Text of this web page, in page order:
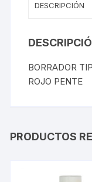
DESCRIPCIÓN
BORRADOR
ROJO PENTE
PRODUCTOS